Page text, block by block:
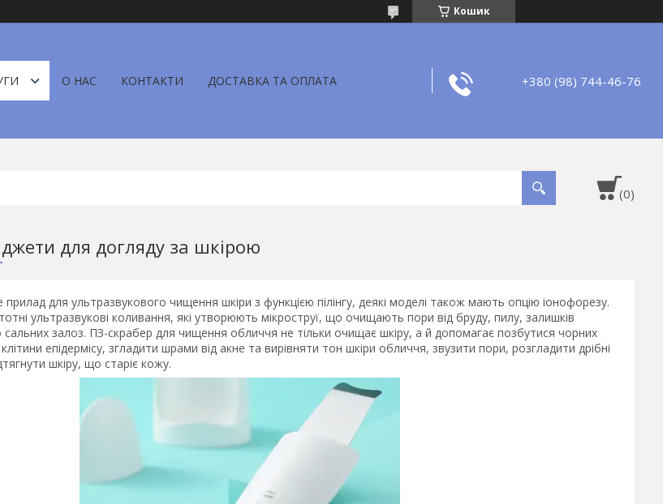
Кошик
О НАС КОНТАКТИ ДОСТАВКА ТА ОПЛАТА +380 (98) 744-46-76
для догляду за шкірою
для ультразвукового чищення шкіри з функцією пілінгу, деякі моделі також мають опцію іонофорезу.
ультразвукові коливання, які утворюють мікроструї, що очищають пори від бруду, пилу, залишків
залоз. ПЗ-скрабер для чищення обличчя не тільки очищає шкіру, а й допомагає позбутися чорних
епідермісу, згладити шрами від акне та вирівняти тон шкіри обличчя, звузити пори, розгладити дрібні
шкіру, що старіє кожу.